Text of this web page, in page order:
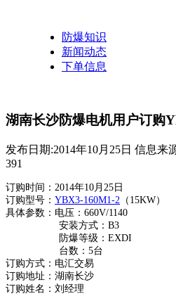
防爆知识
新闻动态
下单信息
湖南长沙防爆电机用户订购
发布日期:2014年10月25日 信息来
391
订购时间：2014年10月25日
订购型号： YBX3-160M1-2 （15KW）
具体参数：电压：660V/1140
安装方式：B3
防爆等级：EXDI
台数：5台
订购方式：电汇交易
订购地址：湖南长沙
订购姓名：刘经理